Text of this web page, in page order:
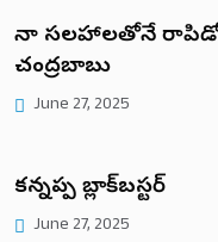
నా సలహాలతోనే రాపిడో
చంద్రబాబు
June 27, 2025
కన్నప్ప బ్లాక్‌బస్టర్
June 27, 2025